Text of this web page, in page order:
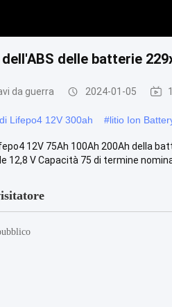
delle batterie
da guerra 2024-01-05
Lifepo4 12V 300ah #litio Ion
12V 75Ah 100Ah 200Ah della
12,8 V Capacità 75 di termine